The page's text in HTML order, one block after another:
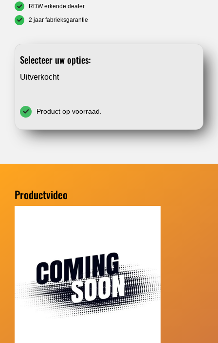
RDW erkende dealer
2 jaar fabrieksgarantie
Selecteer uw opties:
Uitverkocht
Product op voorraad.
Productvideo